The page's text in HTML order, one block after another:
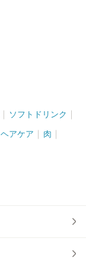
ソフトドリンク
ヘアケア 肉